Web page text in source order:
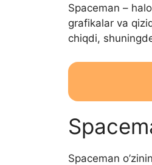
Spaceman –
grafikalar va
chiqdi,
Spaceman